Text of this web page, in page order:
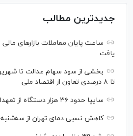
جدیدترین مطالب
یافت
تا ۸ درصدی تعاون از اقتصاد ملی
سایپا حدود ۳۶ هزار دستگاه از تعهدات خود را کاهش داد
کاهش نسبی دمای تهران از سه‌شنبه